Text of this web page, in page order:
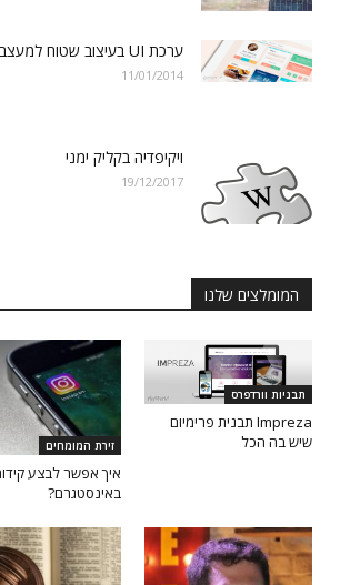
ערכת UI בעיצוב שטוח למעצבים
11/01/2014
ויקיפדיה בקליק ימני
19/12/2017
המומלצים שלנו
תבניות וורדפרס
Impreza תבנית פרימיום
שיש בה הכל
זירת המומחים
איך אפשר לבצע
באינסטגרם?